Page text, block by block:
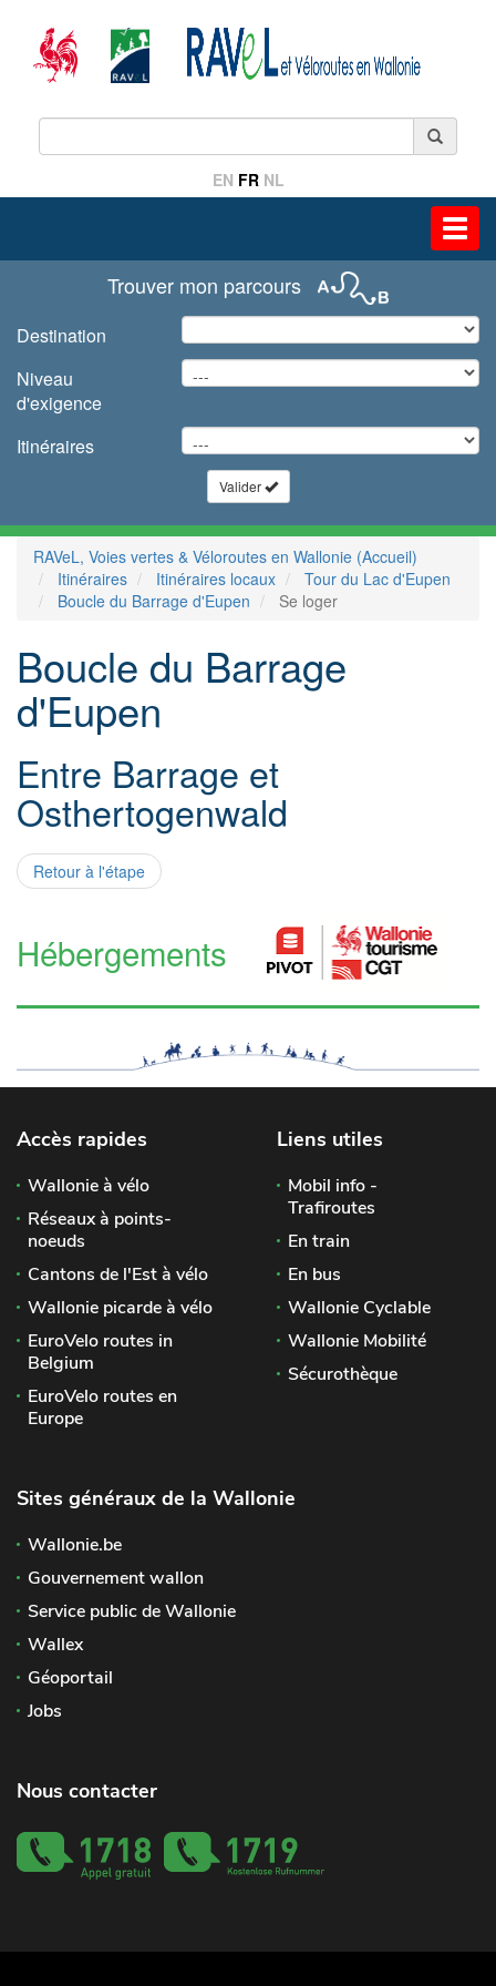
EN FR NL
Trouver mon parcours
Destination
Niveau
d'exigence
Itinéraires
Valider
RAVeL, Voies vertes & Véloroutes en Wallonie (Accueil)
Itinéraires
Itinéraires locaux
Tour du Lac d'Eupen
Boucle du Barrage d'Eupen
Se loger
Boucle du Barrage
d'Eupen
Entre Barrage et
Osthertogenwald
Retour à l'étape
Hébergements
Accès rapides
Wallonie à vélo
Réseaux à points-
noeuds
Cantons de l'Est à vélo
Wallonie picarde à vélo
EuroVelo routes in
Belgium
EuroVelo routes en
Europe
Liens utiles
Mobil info -
Trafiroutes
En train
En bus
Wallonie Cyclable
Wallonie Mobilité
Sécurothèque
Sites généraux de la Wallonie
Wallonie.be
Gouvernement wallon
Service public de Wallonie
Wallex
Géoportail
Jobs
Nous contacter